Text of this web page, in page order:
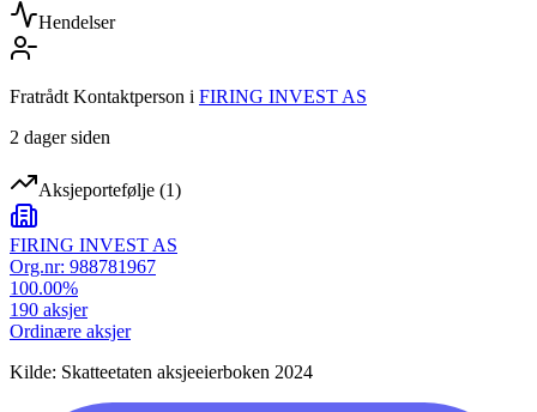
Hendelser
Fratrådt Kontaktperson i FIRING INVEST AS
2 dager siden
Aksjeportefølje (1)
FIRING INVEST AS
Org.nr: 988781967
100.00%
190 aksjer
Ordinære aksjer
Kilde: Skatteetaten aksjeeierboken 2024